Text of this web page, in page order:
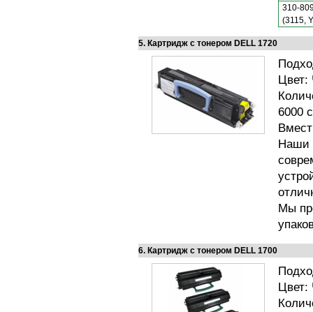
310-
(3115,
5. Картридж с тонером DELL 1720
Цвет:
6000
Наши
Мы
6. Картридж с тонером DELL 1700
Цвет: